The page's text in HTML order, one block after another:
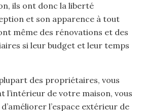
ils ont donc la liberté
et son apparence à tout
même des rénovations et des
si leur budget et leur temps
des propriétaires, vous
l’intérieur de votre maison, vous
l’espace extérieur de